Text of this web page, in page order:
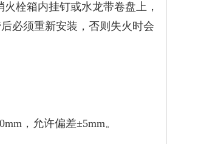
栓箱内挂钉或水龙带卷盘上，
必须重新安装，否则失火时会
，允许偏差±5mm。